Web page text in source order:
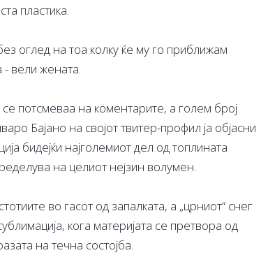
пластика.
оглед на тоа колку ќе му го приближам
вели жената.
потсмеваа на коментарите, а голем број
Бајано на својот твитер-профил ја објасни
бидејќи најголемиот дел од топлината
на целиот нејзин волумен.
во гасот од запалката, а „црниот“ снег
кога материјата се претвора од
на течна состојба.